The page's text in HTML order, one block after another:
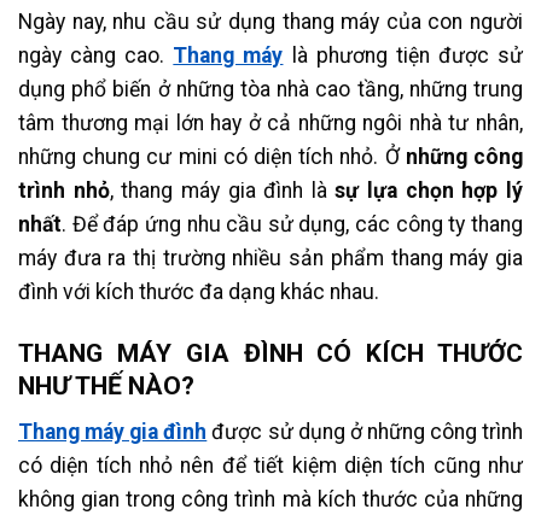
Ngày nay, nhu cầu sử dụng thang máy của con người
ngày càng cao. Thang máy là phương tiện được sử
dụng phổ biến ở những tòa nhà cao tầng, những trung
tâm thương mại lớn hay ở cả những ngôi nhà tư nhân,
những chung cư mini có diện tích nhỏ. Ở những công
trình nhỏ, thang máy gia đình làsự lựa chọn hợp lý
nhất. Để đáp ứng nhu cầu sử dụng, các công ty thang
máy đưa ra thị trường nhiều sản phẩm thang máy gia
đình với kích thước đa dạng khác nhau.
THANG MÁY GIA ĐÌNH CÓ KÍCH THƯỚC
NHƯ THẾ NÀO?
Thang máy gia đình được sử dụng ở những công trình
có diện tích nhỏ nên để tiết kiệm diện tích cũng như
không gian trong công trình mà kích thước của những